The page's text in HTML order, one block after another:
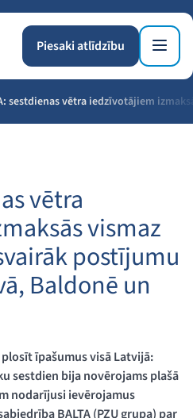
Piesaki atlīdzību
sestdienas vētra iedzīvotājiem
vētra
vismaz
postījumu
Baldonē un
īpašumus visā Latvijā:
sestdien bija novērojams plašā
nodarījusi ievērojamus
BALTA (PZU grupa) par